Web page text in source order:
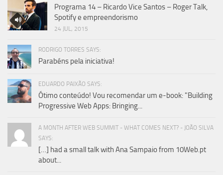
Programa 14 – Ricardo Vice Santos – Roger Talk,
Spotify e empreendorismo
24 JUL, 2015
RODRIGO TORRES SAYS:
Parabéns pela iniciativa!
EDUARDO PAIXÃO SAYS:
Ótimo conteúdo! Vou recomendar um e-book: "Building
Progressive Web Apps: Bringing...
A MONTH AFTER WEB SUMMIT - WHAT COMES NEXT? - JOÃO SILVA
SAYS:
[…] had a small talk with Ana Sampaio from 10Web.pt
about...